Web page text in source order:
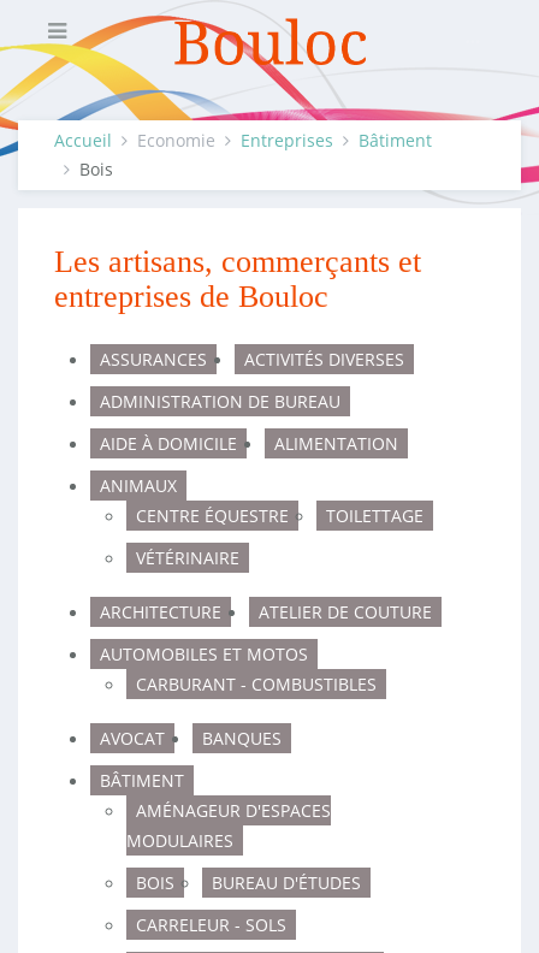
Accueil Economie Entreprises
Bâtiment
Bois
Les artisans, commerçants et
entreprises de Bouloc
ASSURANCES
ACTIVITÉS DIVERSES
ADMINISTRATION DE BUREAU
AIDE À DOMICILE
ALIMENTATION
ANIMAUX
CENTRE ÉQUESTRE
TOILETTAGE
VÉTÉRINAIRE
ARCHITECTURE
ATELIER DE COUTURE
AUTOMOBILES ET MOTOS
CARBURANT - COMBUSTIBLES
AVOCAT
BANQUES
BÂTIMENT
AMÉNAGEUR D'ESPACES
MODULAIRES
BOIS
BUREAU D'ÉTUDES
CARRELEUR - SOLS